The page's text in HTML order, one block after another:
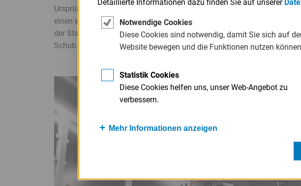
Ursprünglich gab es in Viechtach mal zwei Standorte: den
einen etwas außerhalb. 2001 wurde Letzterer um eine Halle erweitert,
der Stadtladen zog an den größeren Standort. Die Geschäfte laufen
Schub zukommt und ihn fragt, ob er seine Firma Grüneissl in Cham
Banner
Detaillierte Informationen dazu finden Sie auf unserer
Notwendige Cookies
Diese Cookies sind notwendig, damit Sie sich auf
Website bewegen und die Funktionen nutzen
Statistik Cookies
Diese Cookies helfen uns, unser Web-Angebot zu
verbessern.
Mehr Informationen anzeigen